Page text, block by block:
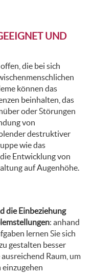
UND
die bei sich
können das
beinhalten, das
oder Störungen
von
destruktiver
wie das
Entwicklung von
auf Augenhöhe.
die Einbeziehung
: anhand
lernen Sie sich
gestalten besser
Raum, um